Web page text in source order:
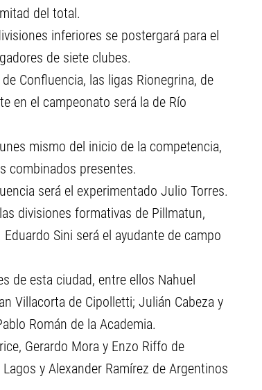
del total.
inferiores se postergará para el
de siete clubes.
Confluencia, las ligas Rionegrina, de
en el campeonato será la de Río
mismo del inicio de la competencia,
combinados presentes.
será el experimentado Julio Torres.
divisiones formativas de Pillmatun,
Sini será el ayudante de campo
de esta ciudad, entre ellos Nahuel
Villacorta de Cipolletti; Julián Cabeza y
Román de la Academia.
Gerardo Mora y Enzo Riffo de
y Alexander Ramírez de Argentinos